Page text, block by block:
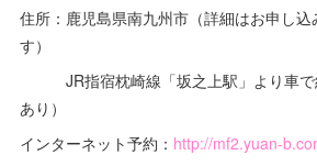
住所：鹿児島県南九州市（詳細はお申し込
す）
JR指宿枕崎線「坂之上駅」より車で
あり）
インターネット予約： http://mf2.yuan-